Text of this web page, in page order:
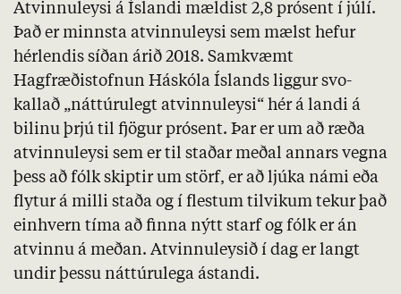
Atvinnuleysi á Íslandi mældist 2,8 prósent í júlí.
Það er minnsta atvinnuleysi sem mælst hefur
hérlendis síðan árið 2018. Sam­kvæmt
Hagfræðistofnun Háskóla Íslands liggur svo­
kallað „nátt­úru­legt atvinnu­leysi“ hér á landi á
bil­inu þrjú til fjögur pró­sent. Þar er um að ræða
atvinnuleysi sem er til staðar meðal annars vegna
þess að fólk skiptir um störf, er að ljúka námi eða
flytur á milli staða og í flestum tilvikum tekur það
einhvern tíma að finna nýtt starf og fólk er án
atvinnu á meðan. Atvinnuleysið í dag er langt
undir þessu náttúrulega ástandi.